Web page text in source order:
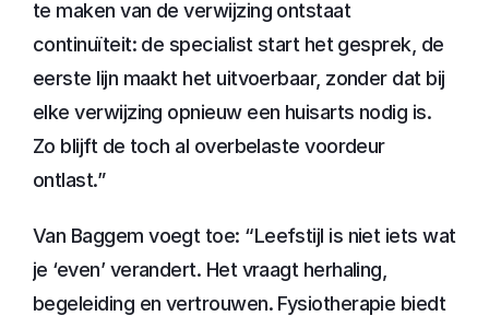
te maken van de verwijzing ontstaat
continuïteit: de specialist start het gesprek, de
eerste lijn maakt het uitvoerbaar, zonder dat bij
elke verwijzing opnieuw een huisarts nodig is.
Zo blijft de toch al overbelaste voordeur
ontlast.”
Van Baggem voegt toe: “Leefstijl is niet iets wat
je ‘even’ verandert. Het vraagt herhaling,
begeleiding en vertrouwen. Fysiotherapie biedt